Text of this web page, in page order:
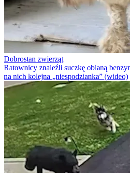
Dobrostan zwierząt
Ratownicy znaleźli suczkę oblaną
na nich kolejna „niespodzianka” (wideo)